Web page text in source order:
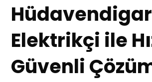
Hüdavendigar
Elektrikçi ile
Güvenli